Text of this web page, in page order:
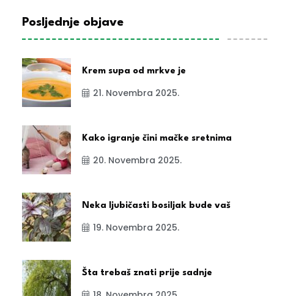
Posljednje objave
Krem supa od mrkve je
21. Novembra 2025.
Kako igranje čini mačke sretnima
20. Novembra 2025.
Neka ljubičasti bosiljak bude vaš
19. Novembra 2025.
Šta trebaš znati prije sadnje